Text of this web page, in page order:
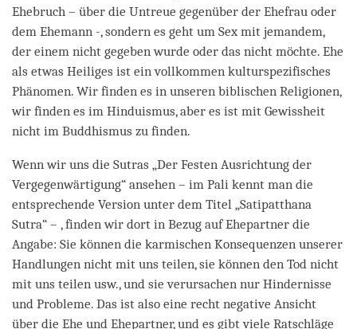
Ehebruch – über die Untreue gegenüber der Ehefrau oder
dem Ehemann -, sondern es geht um Sex mit jemandem,
der einem nicht gegeben wurde oder das nicht möchte. Ehe
als etwas Heiliges ist ein vollkommen kulturspezifisches
Phänomen. Wir finden es in unseren biblischen Religionen,
wir finden es im Hinduismus, aber es ist mit Gewissheit
nicht im Buddhismus zu finden.
Wenn wir uns die Sutras „Der Festen Ausrichtung der
Vergegenwärtigung“ ansehen – im Pali kennt man die
entsprechende Version unter dem Titel „Satipatthana
Sutra“ – , finden wir dort in Bezug auf Ehepartner die
Angabe: Sie können die karmischen Konsequenzen unserer
Handlungen nicht mit uns teilen, sie können den Tod nicht
mit uns teilen usw., und sie verursachen nur Hindernisse
und Probleme. Das ist also eine recht negative Ansicht
über die Ehe und Ehepartner, und es gibt viele Ratschläge